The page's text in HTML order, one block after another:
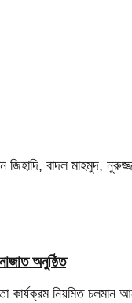
বাদল মাহমুদ,
অনুষ্ঠিত
কার্যক্রম নিয়মিত